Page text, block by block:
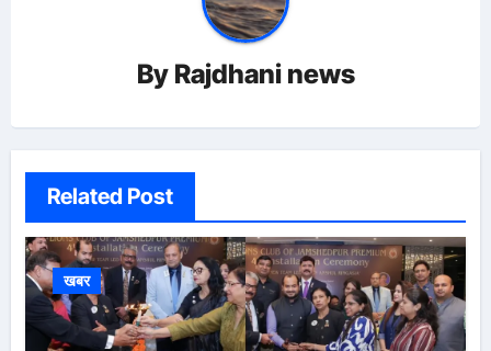
By Rajdhani news
Related Post
खबर